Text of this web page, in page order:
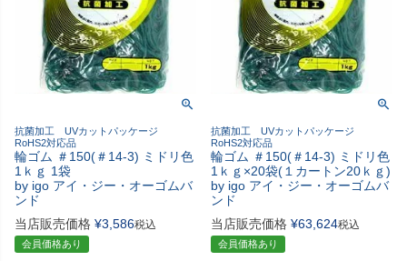
抗菌加工 UVカットパッケージ
RoHS2対応品
輪ゴム ＃150(＃14-3) ミドリ色
1ｋｇ 1袋
by igo アイ・ジー・オーゴムバ
ンド
当店販売価格 ¥3,586税込
会員価格あり
抗菌加工 UVカットパッケージ
RoHS2対応品
輪ゴム ＃150(＃14-3) ミドリ色
1ｋｇ×20袋(１カートン20ｋｇ)
by igo アイ・ジー・オーゴムバ
ンド
当店販売価格 ¥63,624税込
会員価格あり